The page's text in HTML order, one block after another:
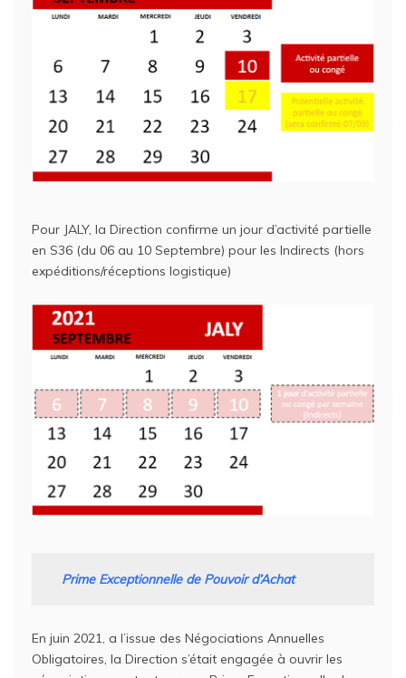
Pour JALY, la Direction confirme un jour d’activité partielle
en S36 (du 06 au 10 Septembre) pour les Indirects (hors
expéditions/réceptions logistique)
Prime Exceptionnelle de Pouvoir d’Achat
En juin 2021, a l’issue des Négociations Annuelles
Obligatoires, la Direction s’était engagée à ouvrir les